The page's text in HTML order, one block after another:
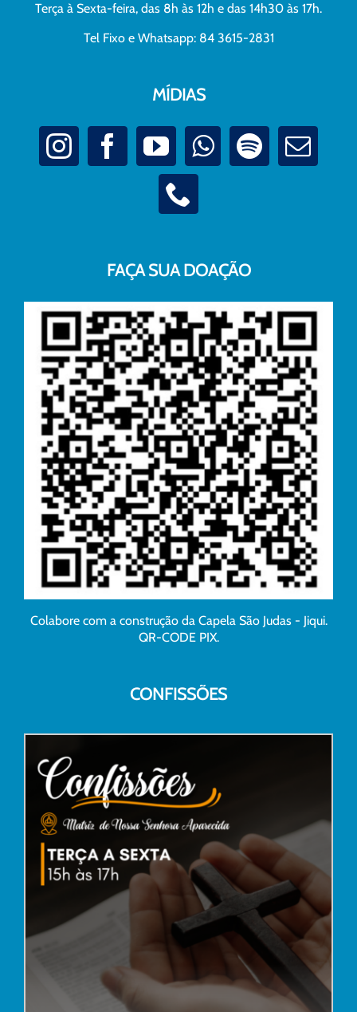
Terça à Sexta-feira, das 8h às 12h e das 14h30 às 17h.
Tel Fixo e Whatsapp: 84 3615-2831
MÍDIAS
FAÇA SUA DOAÇÃO
Colabore com a construção da Capela São Judas - Jiqui.
QR-CODE PIX.
CONFISSÕES